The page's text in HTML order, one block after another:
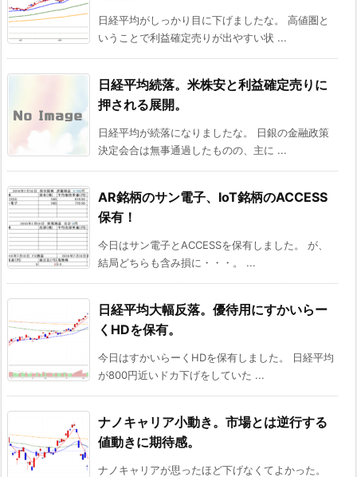
日経平均がしっかり目に下げましたな。 高値圏と
いうことで利益確定売りが出やすい状 ...
日経平均続落。米株安と利益確定売りに
押される展開。
日経平均が続落になりましたな。 日銀の金融政策
決定会合は無事通過したものの、主に ...
AR銘柄のサン電子、IoT銘柄のACCESS
保有！
今日はサン電子とACCESSを保有しました。 が、
結局どちらも含み損に・・・。 ...
日経平均大幅反落。優待用にすかいらー
くHDを保有。
今日はすかいらーくHDを保有しました。 日経平均
が800円近いドカ下げをしていた ...
ナノキャリア小動き。市場とは逆行する
値動きに期待感。
ナノキャリアが思ったほど下げなくてよかった。